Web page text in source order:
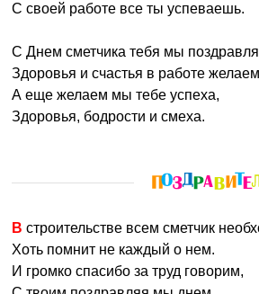
С своей работе все ты успеваешь.
С Днем сметчика тебя мы
Здоровья и счастья в работе
А еще желаем мы тебе успеха,
Здоровья, бодрости и смеха.
В строительстве всем сметчик
Хоть помнит не каждый о нем.
И громко спасибо за труд говорим,